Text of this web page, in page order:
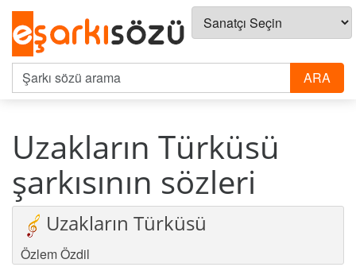
Uzakların Türküsü
şarkısının sözleri
Uzakların Türküsü
Özlem Özdil